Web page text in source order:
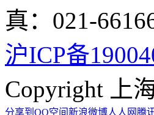
真：021-
沪ICP备
Copyright 上
分享到 QQ空间新浪微博人人网 腾